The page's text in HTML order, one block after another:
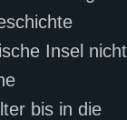
Insel nicht
bis in die